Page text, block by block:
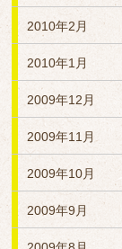
2010年2月
2010年1月
2009年12月
2009年11月
2009年10月
2009年9月